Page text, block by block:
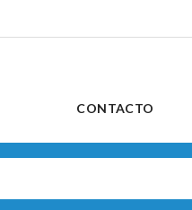
CONTACTO